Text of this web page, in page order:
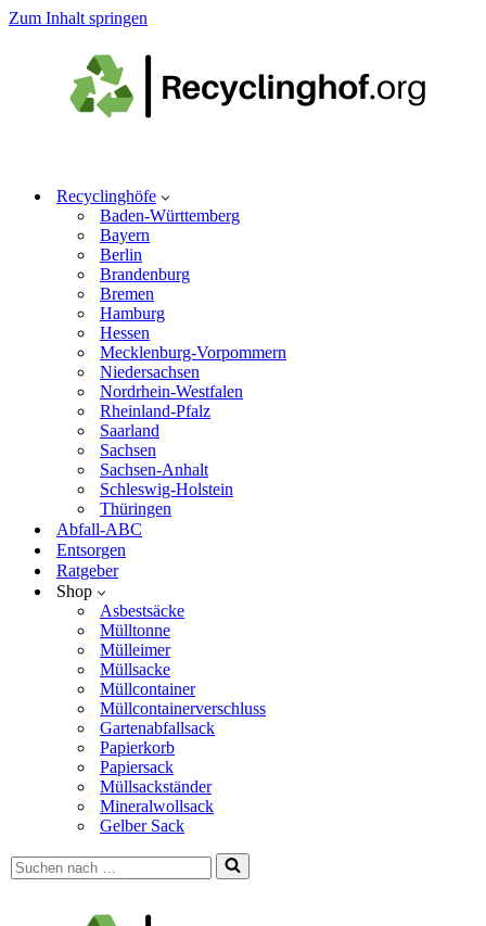
Zum Inhalt springen
Recyclinghöfe
Baden-Württemberg
Bayern
Berlin
Brandenburg
Bremen
Hamburg
Hessen
Mecklenburg-Vorpommern
Niedersachsen
Nordrhein-Westfalen
Rheinland-Pfalz
Saarland
Sachsen
Sachsen-Anhalt
Schleswig-Holstein
Thüringen
Abfall-ABC
Entsorgen
Ratgeber
Shop
Asbestsäcke
Mülltonne
Mülleimer
Müllsacke
Müllcontainer
Müllcontainerverschluss
Gartenabfallsack
Papierkorb
Papiersack
Müllsackständer
Mineralwollsack
Gelber Sack
Suchen
nach …